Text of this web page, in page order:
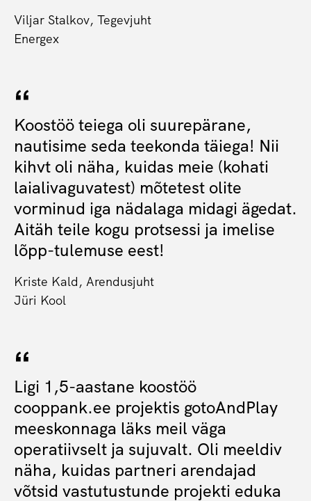
Viljar Stalkov, Tegevjuht
Energex
Koostöö teiega oli suurepärane,
nautisime seda teekonda täiega! Nii
kihvt oli näha, kuidas meie (kohati
laialivaguvatest) mõtetest olite
vorminud iga nädalaga midagi ägedat.
Aitäh teile kogu protsessi ja imelise
lõpp-tulemuse eest!
Kriste Kald, Arendusjuht
Jüri Kool
Ligi 1,5-aastane koostöö
cooppank.ee projektis gotoAndPlay
meeskonnaga läks meil väga
operatiivselt ja sujuvalt. Oli meeldiv
näha, kuidas partneri arendajad
võtsid vastutustunde projekti eduka